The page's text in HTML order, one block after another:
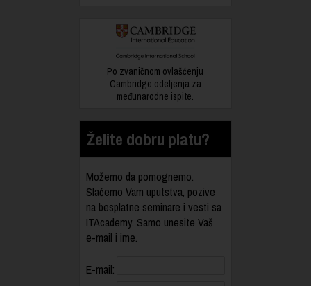
Po zvaničnom ovlašćenju
Cambridge odeljenja za
međunarodne ispite.
Želite dobru platu?
Možemo da pomognemo.
Slaćemo Vam uputstva, pozive
na besplatne seminare i vesti sa
ITAcademy. Samo unesite Vaš
e-mail i ime.
E-mail: